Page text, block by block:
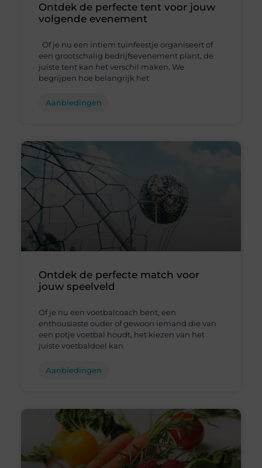
Ontdek de perfecte tent voor jouw
volgende evenement
Of je nu een intiem tuinfeestje organiseert of
een grootschalig bedrijfsevenement plant, de
juiste tent kan het verschil maken. We
begrijpen hoe belangrijk het
Aanbiedingen
Ontdek de perfecte match voor
jouw speelveld
Of je nu een voetbalcoach bent, een
enthousiaste ouder of gewoon iemand die van
een potje voetbal houdt, het kiezen van het
juiste voetbaldoel kan
Aanbiedingen